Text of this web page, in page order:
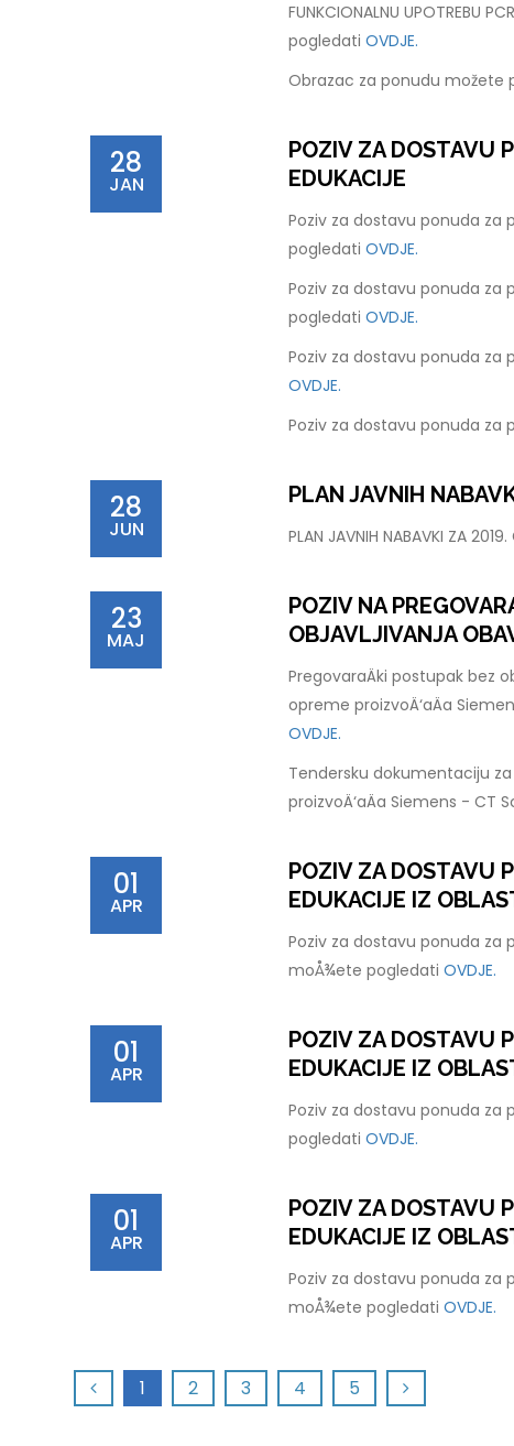
FUNKCIONALNU UPOTREBU
pogledati OVDJE.
Obrazac za ponudu možete
28
JAN
POZIV ZA DOSTAVU
EDUKACIJE
Poziv za dostavu ponuda za
pogledati OVDJE.
Poziv za dostavu ponuda za
pogledati OVDJE.
Poziv za dostavu ponuda za
OVDJE.
Poziv za dostavu ponuda za
28
JUN
PLAN JAVNIH
PLAN JAVNIH NABAVKI ZA
23
MAJ
POZIV NA
OBJAVLJIVANJA
PregovaraÄki postupak bez
opreme proizvoÄ‘aÄa
OVDJE.
Tendersku dokumentaciju
proizvoÄ‘aÄa Siemens -
01
APR
POZIV ZA DOSTAVU
EDUKACIJE IZ
Poziv za dostavu ponuda za
moÅ¾ete pogledati OVDJE.
01
APR
POZIV ZA DOSTAVU
EDUKACIJE IZ
Poziv za dostavu ponuda za
pogledati OVDJE.
01
APR
POZIV ZA DOSTAVU
EDUKACIJE IZ
Poziv za dostavu ponuda za
moÅ¾ete pogledati OVDJE.
1 2 3 4 5